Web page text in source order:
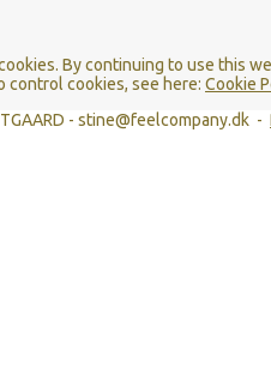
By continuing to use this
control cookies, see here: Cookie
- stine@feelcompany.dk -